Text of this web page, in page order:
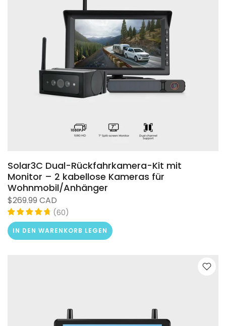
Solar3C Dual-Rückfahrkamera-Kit mit
Monitor – 2 kabellose Kameras für
Wohnmobil/Anhänger
$269.99 CAD
(60)
IN DEN WARENKORB LEGEN